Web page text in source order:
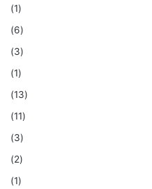
(1)
(6)
(3)
(1)
(13)
(11)
(3)
(2)
(1)